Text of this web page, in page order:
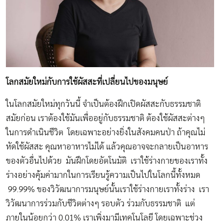
โลกสมัยใหม่กับการใช้ผัสสะที่เปลี่ยนไปของมนุษย์
ในโลกสมัยใหม่ทุกวันนี้ จำเป็นต้องฝึกเปิดผัสสะกับธรรมชาติ
สมัยก่อน เราต้องใช้มันเพื่ออยู่กับธรรมชาติ ต้องใช้ผัสสะต่างๆ
ในการดำเนินชีวิต โดยเฉพาะอย่างยิ่งในสังคมคนป่า ถ้าคุณไม่
หัดใช้ผัสสะ คุณหาอาหารไม่ได้ แล้วคุณอาจจะกลายเป็นอาหาร
ของตัวอื่นไปด้วย มันฝึกโดยอัตโนมัติ เราใช้ร่างกายของเราทั้ง
ร่างอย่างคุ้มค่ามากในการเรียนรู้ความเป็นไปในโลกนี้ทั้งหมด
99.99% ของวิวัฒนาการมนุษย์นั้นเราใช้ร่างกายเราทั้งร่าง เรา
วิวัฒนาการร่วมกับชีวิตต่างๆ รอบตัว ร่วมกับธรรมชาติ แต่
ภายในน้อยกว่า 0.01% เราเพิ่งมามีเทคโนโลยี โดยเฉพาะช่วง